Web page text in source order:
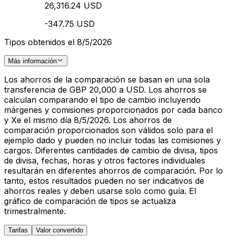
26,316.24 USD
-347.75 USD
Tipos obtenidos el 8/5/2026
Más información
Los ahorros de la comparación se basan en una sola
transferencia de GBP 20,000 a USD. Los ahorros se
calculan comparando el tipo de cambio incluyendo
márgenes y comisiones proporcionados por cada banco
y Xe el mismo día 8/5/2026. Los ahorros de
comparación proporcionados son válidos solo para el
ejemplo dado y pueden no incluir todas las comisiones y
cargos. Diferentes cantidades de cambio de divisa, tipos
de divisa, fechas, horas y otros factores individuales
resultarán en diferentes ahorros de comparación. Por lo
tanto, estos resultados pueden no ser indicativos de
ahorros reales y deben usarse solo como guía. El
gráfico de comparación de tipos se actualiza
trimestralmente.
Tarifas Valor convertido